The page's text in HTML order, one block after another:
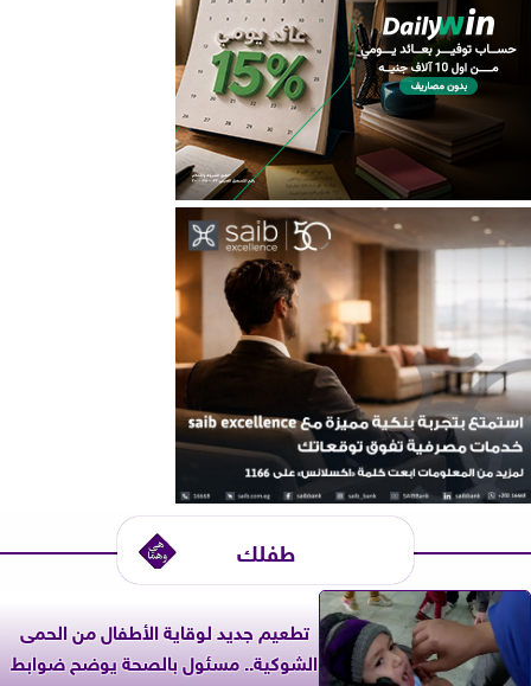
طفلك
تطعيم جديد لوقاية الأطفال من الحمى
الشوكية.. مسئول بالصحة يوضح ضوابط